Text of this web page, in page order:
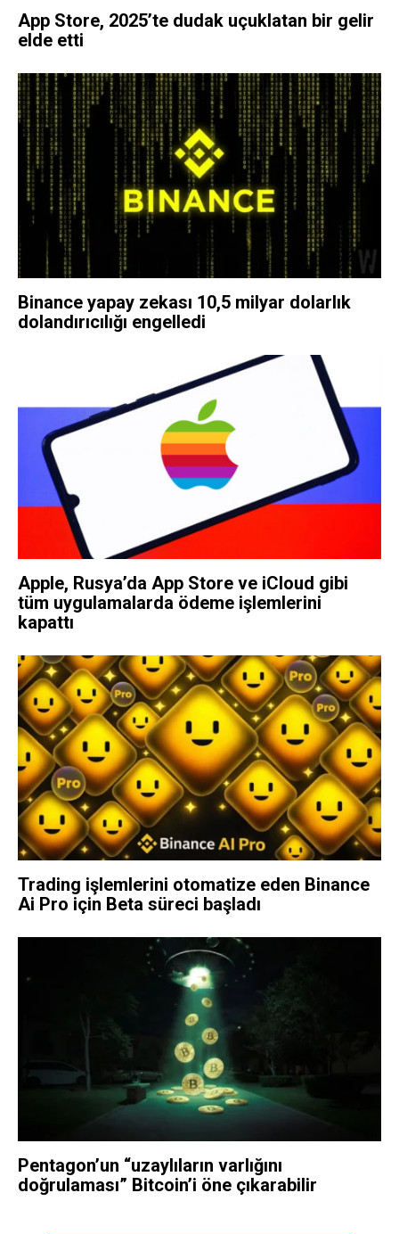
App Store, 2025’te dudak uçuklatan bir gelir
elde etti
Binance yapay zekası 10,5 milyar dolarlık
dolandırıcılığı engelledi
Apple, Rusya’da App Store ve iCloud gibi
tüm uygulamalarda ödeme işlemlerini
kapattı
Trading işlemlerini otomatize eden Binance
Ai Pro için Beta süreci başladı
Pentagon’un “uzaylıların varlığını
doğrulaması” Bitcoin’i öne çıkarabilir